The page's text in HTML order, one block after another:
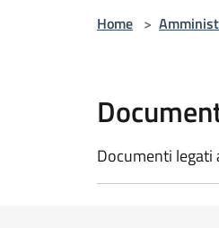
Home >
Documenti legati